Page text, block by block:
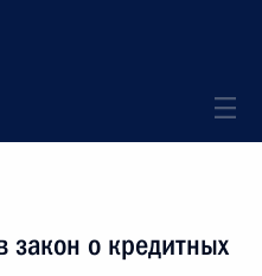
о кредитных